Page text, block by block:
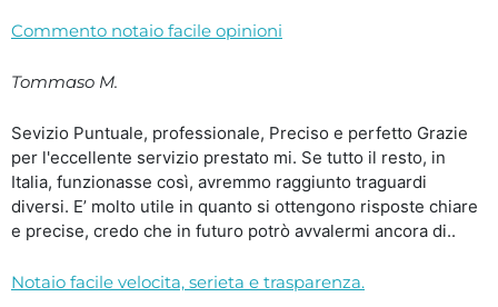
Commento notaio facile opinioni
Tommaso M.
Sevizio Puntuale, professionale, Preciso e perfetto Grazie
per l'eccellente servizio prestato mi. Se tutto il resto, in
Italia, funzionasse così, avremmo raggiunto traguardi
diversi. E’ molto utile in quanto si ottengono risposte chiare
e precise, credo che in futuro potrò avvalermi ancora di..
Notaio facile velocita, serieta e trasparenza.